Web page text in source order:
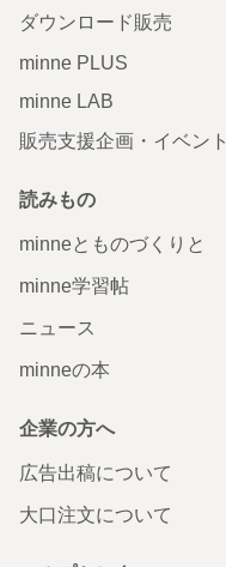
ダウンロード販売
minne PLUS
minne LAB
販売支援企画・イベント
読みもの
minneとものづくりと
minne学習帖
ニュース
minneの本
企業の方へ
広告出稿について
大口注文について